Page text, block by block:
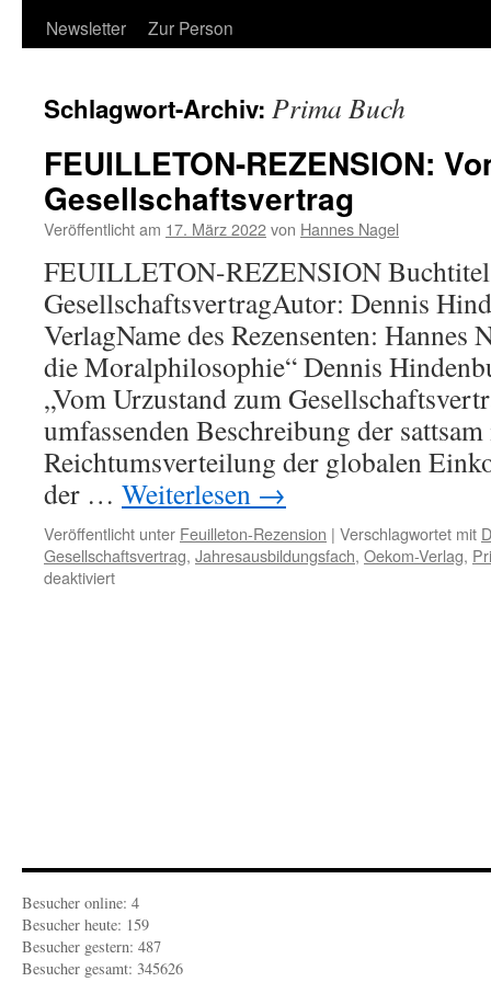
Newsletter
Zur Person
Schlagwort-Archiv: Prima Buch
FEUILLETON-REZENSION:
Gesellschaftsvertrag
Veröffentlicht am 17. März 2022von Hannes Nagel
FEUILLETON-REZENSION
GesellschaftsvertragAutor: Dennis
VerlagName des Rezensenten: Hannes
die Moralphilosophie“ Dennis
„Vom Urzustand zum
umfassenden Beschreibung der
Reichtumsverteilung der globalen
der … Weiterlesen →
Veröffentlicht unter Feuilleton-Rezension | Verschlagwortet mit
Gesellschaftsvertrag, Jahresausbildungsfach, Oekom-Verlag,
deaktiviertfür
Besucher online: 4
Besucher heute: 159
Besucher gestern: 487
Besucher gesamt: 345626